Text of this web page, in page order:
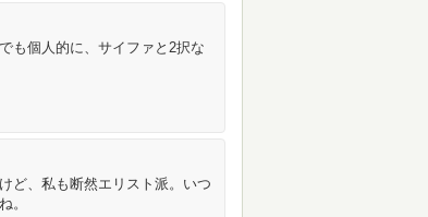
も個人的に、サイファと2択な
ど、私も断然エリスト派。いつ
。